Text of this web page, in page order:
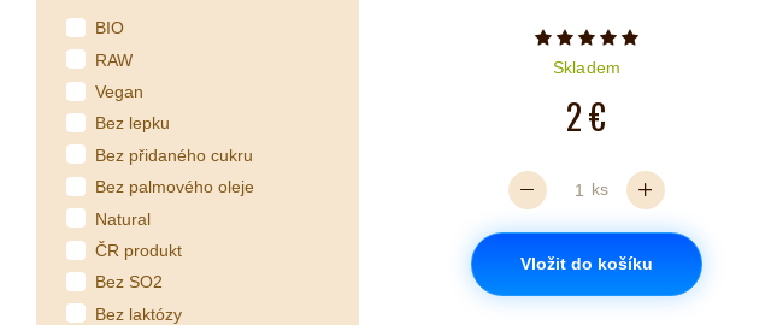
BIO
RAW
Vegan
Bez lepku
Bez přidaného cukru
Bez palmového oleje
Natural
ČR produkt
Bez SO2
Bez laktózy
Počet hvězdiček je 5 z 5
Skladem
2 €
ks
Vložit do košíku